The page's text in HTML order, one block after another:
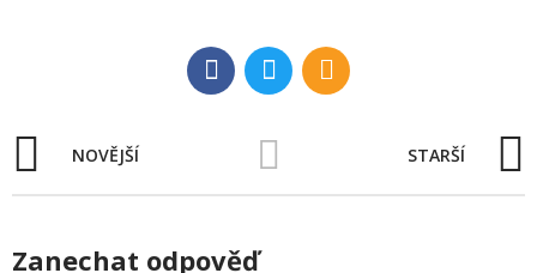
NOVĚJŠÍ STARŠÍ
Zanechat odpověď